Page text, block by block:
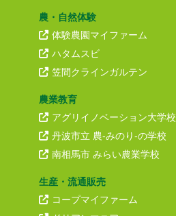
農・自然体験
体験農園マイファーム
ハタムスビ
笠間クラインガルテン
農業教育
アグリイノベーション大学校
丹波市立 農-みのり-の学校
南相馬市 みらい農業学校
生産・流通販売
コープマイファーム